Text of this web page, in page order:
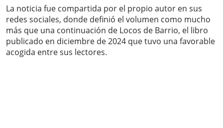
La noticia fue compartida por el propio autor en sus
redes sociales, donde definió el volumen como mucho
más que una continuación de Locos de Barrio, el libro
publicado en diciembre de 2024 que tuvo una favorable
acogida entre sus lectores.